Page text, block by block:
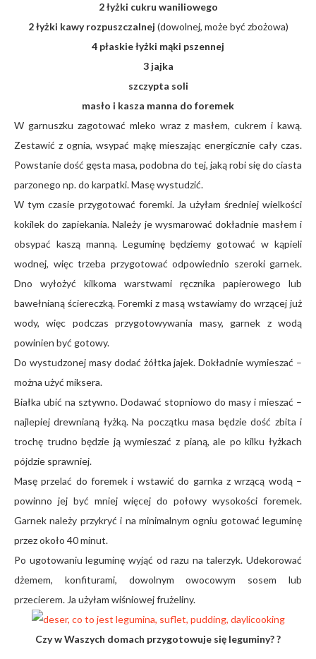
2 łyżki cukru waniliowego
2 łyżki kawy rozpuszczalnej (dowolnej, może być zbożowa)
4 płaskie łyżki mąki pszennej
3 jajka
szczypta soli
masło i kasza manna do foremek
W garnuszku zagotować mleko wraz z masłem, cukrem i kawą.
Zestawić z ognia, wsypać mąkę mieszając energicznie cały czas.
Powstanie dość gęsta masa, podobna do tej, jaką robi się do ciasta
parzonego np. do karpatki. Masę wystudzić.
W tym czasie przygotować foremki. Ja użyłam średniej wielkości
kokilek do zapiekania. Należy je wysmarować dokładnie masłem i
obsypać kaszą manną. Leguminę będziemy gotować w kąpieli
wodnej, więc trzeba przygotować odpowiednio szeroki garnek.
Dno wyłożyć kilkoma warstwami ręcznika papierowego lub
bawełnianą ściereczką. Foremki z masą wstawiamy do wrzącej już
wody, więc podczas przygotowywania masy, garnek z wodą
powinien być gotowy.
Do wystudzonej masy dodać żółtka jajek. Dokładnie wymieszać –
można użyć miksera.
Białka ubić na sztywno. Dodawać stopniowo do masy i mieszać –
najlepiej drewnianą łyżką. Na początku masa będzie dość zbita i
trochę trudno będzie ją wymieszać z pianą, ale po kilku łyżkach
pójdzie sprawniej.
Masę przelać do foremek i wstawić do garnka z wrzącą wodą –
powinno jej być mniej więcej do połowy wysokości foremek.
Garnek należy przykryć i na minimalnym ogniu gotować leguminę
przez około 40 minut.
Po ugotowaniu leguminę wyjąć od razu na talerzyk. Udekorować
dżemem, konfiturami, dowolnym owocowym sosem lub
przecierem. Ja użyłam wiśniowej frużeliny.
Czy w Waszych domach przygotowuje się leguminy? ?